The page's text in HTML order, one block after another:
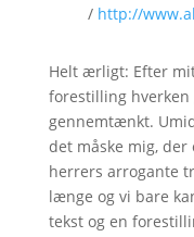
/ http://
Helt ærligt: Efter
forestilling
gennemtænkt.
det måske mig,
herrers arrogante
længe og vi bare
tekst og en